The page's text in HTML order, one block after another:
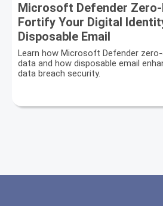
Microsoft Defender Zero-
Fortify Your Digital
Disposable Email
Learn how Microsoft Defender
data and how disposable email
data breach security.